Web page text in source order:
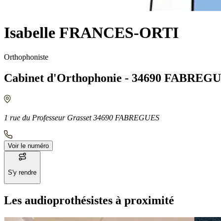
Isabelle FRANCES-ORTI
Orthophoniste
Cabinet d'Orthophonie - 34690
1 rue du Professeur Grasset 34690 FABREGUES
Voir le numéro
S'y rendre
Les audioprothésistes à proximité